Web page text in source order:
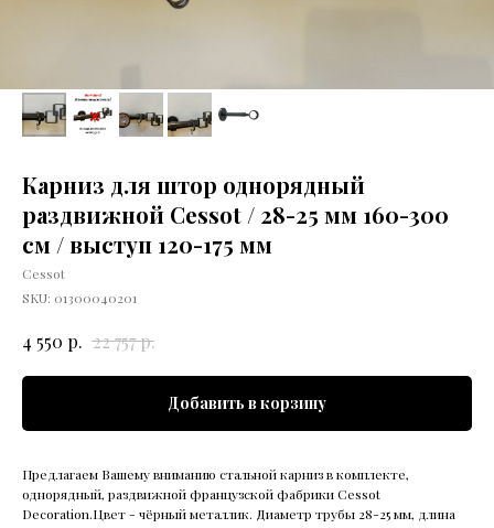
Карниз для штор однорядный
раздвижной Cessot / 28-25 мм 160-300
см / выступ 120-175 мм
Cessot
SKU: 01300040201
4 550 р. 22 757р.
Добавить в корзину
Предлагаем Вашему вниманию стальной карниз в комплекте,
однорядный, раздвижной французской фабрики Cessot
Decoration.Цвет - чёрный металлик. Диаметр трубы 28-25 мм, длина